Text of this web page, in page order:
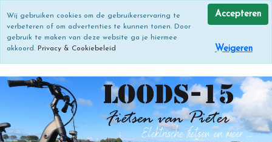
Wij gebruiken cookies om de gebruikerservaring te
verbeteren of om advertenties te kunnen tonen. Door
gebruik te maken van deze website ga je hiermee
akkoord. Privacy & Cookiebeleid
Accepteren
Weigeren